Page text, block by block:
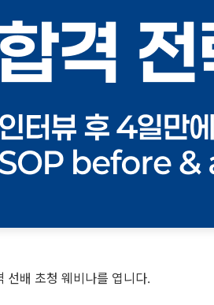
선배 초청 웨비나를 엽니다.